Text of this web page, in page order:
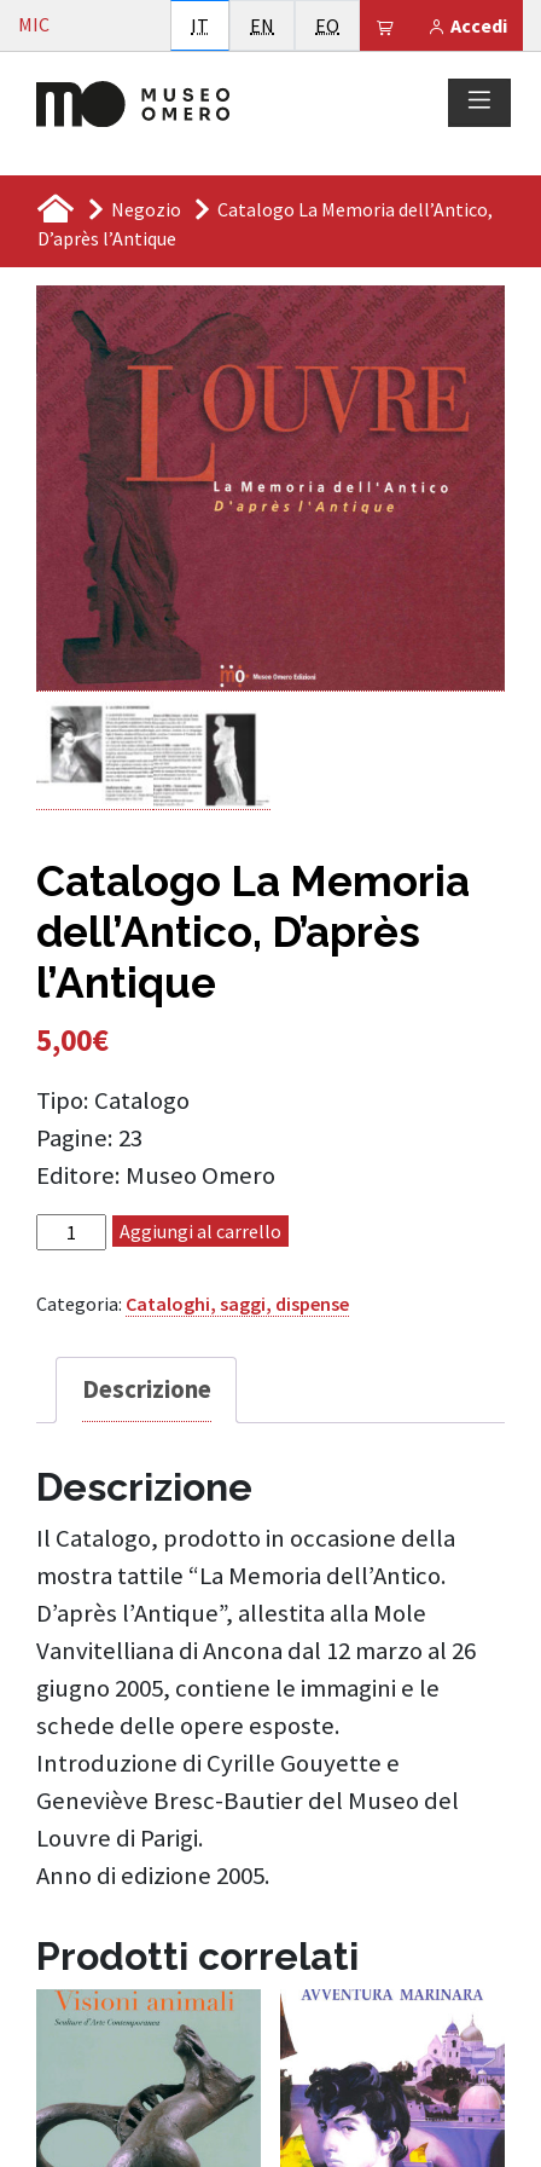
Vai al contenuto
MIC Accedi
Il tuo carrello è
IT Italiano
EN English
EO Esperanto
Negozio
Catalogo La Memoria dell’Antico,
D’après l’Antique
Catalogo La Memoria
dell’Antico, D’après
l’Antique
5,00€
Tipo: Catalogo
Pagine: 23
Editore: Museo Omero
Catalogo La Memoria dell'Antico, D'après l'Antique
quantità
Aggiungi al carrello
Categoria: Cataloghi, saggi, dispense
Descrizione
Descrizione
Il Catalogo, prodotto in occasione della
mostra tattile “La Memoria dell’Antico.
D’après l’Antique”, allestita alla Mole
Vanvitelliana di Ancona dal 12 marzo al 26
giugno 2005, contiene le immagini e le
schede delle opere esposte.
Introduzione di Cyrille Gouyette e
Geneviève Bresc-Bautier del Museo del
Louvre di Parigi.
Anno di edizione 2005.
Prodotti correlati